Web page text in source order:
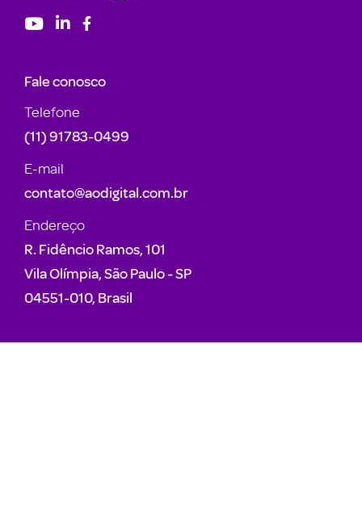
Fale conosco
Telefone
(11) 91783-0499
E-mail
contato@aodigital.com.br
Endereço
R. Fidêncio Ramos, 101
Vila Olímpia, São Paulo - SP
04551-010, Brasil